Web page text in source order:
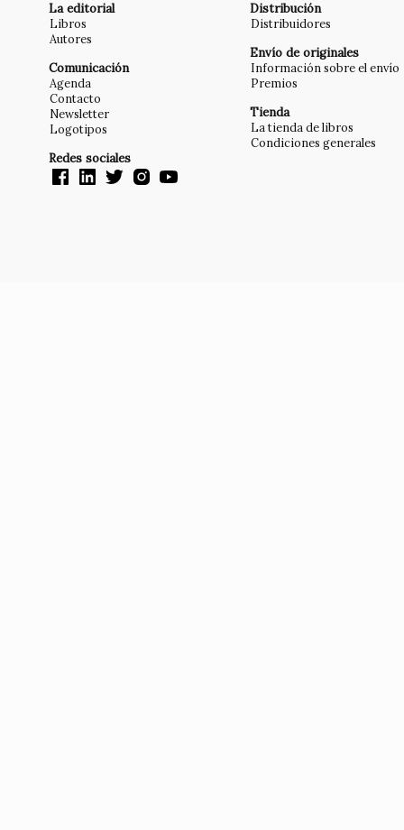
La editorial
Libros
Autores
Comunicación
Agenda
Contacto
Newsletter
Logotipos
Redes sociales
Distribución
Distribuidores
Envío de originales
Información sobre el envío
Premios
Tienda
La tienda de libros
Condiciones generales